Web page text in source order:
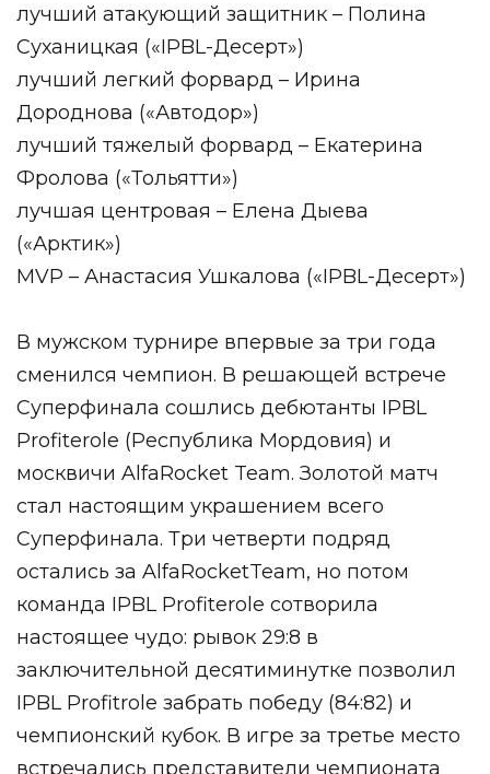
лучший атакующий защитник – Полина
Суханицкая («IPBL-Десерт»)
лучший легкий форвард – Ирина
Дороднова («Автодор»)
лучший тяжелый форвард – Екатерина
Фролова («Тольятти»)
лучшая центровая – Елена Дыева
(«Арктик»)
MVP – Анастасия Ушкалова («IPBL-Десерт»)
В мужском турнире впервые за три года
сменился чемпион. В решающей встрече
Суперфинала сошлись дебютанты IPBL
Profiterole (Республика Мордовия) и
москвичи AlfaRocket Team. Золотой матч
стал настоящим украшением всего
Суперфинала. Три четверти подряд
остались за AlfaRocketTeam, но потом
команда IPBL Profitеrole сотворила
настоящее чудо: рывок 29:8 в
заключительной десятиминутке позволил
IPBL Profitrole забрать победу (84:82) и
чемпионский кубок. В игре за третье место
встречались представители чемпионата